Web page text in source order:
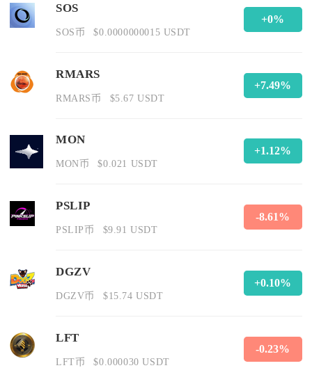
SOS
SOS币 $0.0000000015 USDT
+0%
RMARS
RMARS币 $5.67 USDT
+7.49%
MON
MON币 $0.021 USDT
+1.12%
PSLIP
PSLIP币 $9.91 USDT
-8.61%
DGZV
DGZV币 $15.74 USDT
+0.10%
LFT
LFT币 $0.000030 USDT
-0.23%